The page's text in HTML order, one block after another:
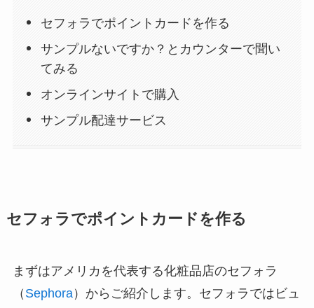
セフォラでポイントカードを作る
サンプルないですか？とカウンターで聞い
てみる
オンラインサイトで購入
サンプル配達サービス
セフォラでポイントカードを作る
まずはアメリカを代表する化粧品店のセフォラ
（ Sephora）からご紹介します。セフォラではビュ